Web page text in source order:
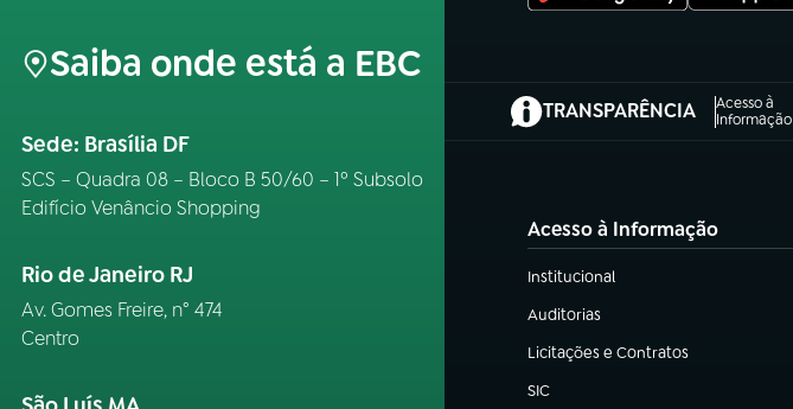
Saiba onde está a EBC
Sede: Brasília DF
SCS – Quadra 08 – Bloco B 50/60 – 1º Subsolo
Edifício Venâncio Shopping
Rio de Janeiro RJ
Av. Gomes Freire, n° 474
Centro
TRANSPARÊNCIA
Acesso à
Informação
(abre em nova aba)
Acesso à Informação
Institucional
(abre em nova aba)
Auditorias
(abre em nova aba)
Licitações e Contratos
(abre em nova aba)
SIC
(abre em nova aba)